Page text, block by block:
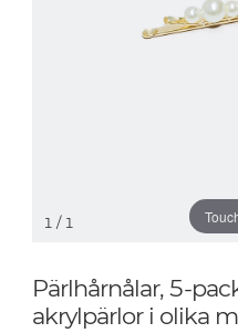
1 / 1
Pärlhårnålar, 5-
akrylpärlor i olika